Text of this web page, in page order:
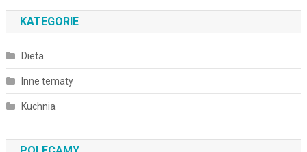
KATEGORIE
Dieta
Inne tematy
Kuchnia